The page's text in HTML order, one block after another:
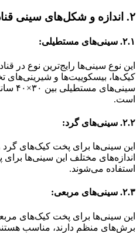
۲. اندازه و شکل‌های سینی
۲.۱. سینی‌های مستطیلی:
این نوع سینی‌ها رایج‌ترین نوع در
کیک‌ها، بیسکوییت‌ها و شیرینی‌های
است.
۲.۲. سینی‌های گرد:
این سینی‌ها برای پخت کیک‌های
اندازه‌های مختلف این سینی‌ها
استفاده می‌شوند.
۲.۳. سینی‌های مربعی:
این سینی‌ها برای پخت کیک‌های
برش‌های منظم دارند، مناسب